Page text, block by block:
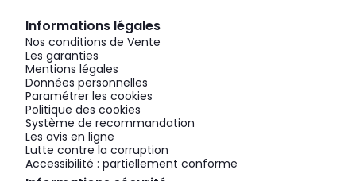
Informations légales
Nos conditions de Vente
Les garanties
Mentions légales
Données personnelles
Paramétrer les cookies
Politique des cookies
Système de recommandation
Les avis en ligne
Lutte contre la corruption
Accessibilité : partiellement conforme